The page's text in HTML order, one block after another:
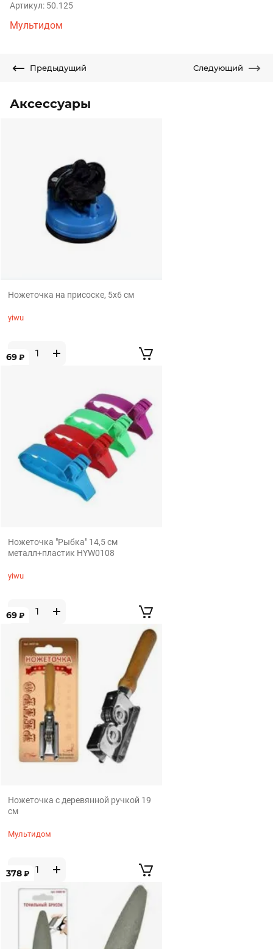
Артикул: 50.125
Мультидом
Предыдущий Следующий
Аксессуары
Ножеточка на присоске, 5x6 см
yiwu
69 ₽
Ножеточка "Рыбка" 14,5 см
металл+пластик HYW0108
yiwu
69 ₽
Ножеточка с деревянной ручкой 19
см
Мультидом
378 ₽